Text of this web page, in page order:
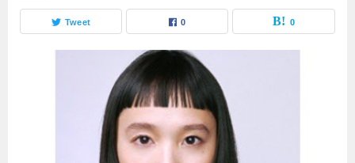
Tweet 0 0